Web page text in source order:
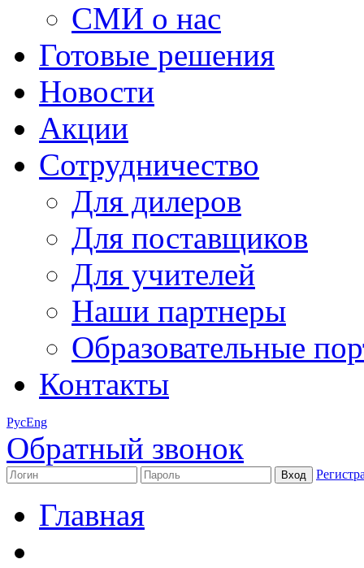
СМИ о нас
Готовые решения
Новости
Акции
Сотрудничество
Для дилеров
Для поставщиков
Для учителей
Наши партнеры
Образовательные
Контакты
РусEng
Обратный звонок
Главная